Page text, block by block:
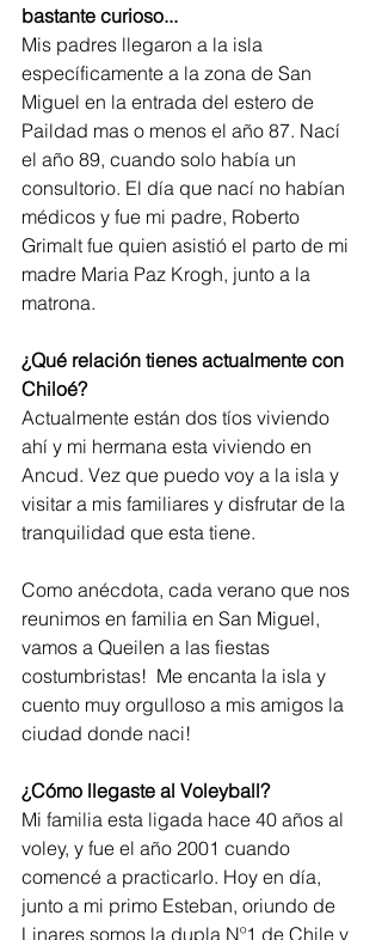
bastante curioso...
Mis padres llegaron a la isla
específicamente a la zona de San
Miguel en la entrada del estero de
Paildad mas o menos el año 87. Nací
el año 89, cuando solo había un
consultorio. El día que nací no habían
médicos y fue mi padre, Roberto
Grimalt fue quien asistió el parto de mi
madre Maria Paz Krogh, junto a la
matrona.
¿Qué relación tienes actualmente con
Chiloé?
Actualmente están dos tíos viviendo
ahí y mi hermana esta viviendo en
Ancud. Vez que puedo voy a la isla y
visitar a mis familiares y disfrutar de la
tranquilidad que esta tiene.
Como anécdota, cada verano que nos
reunimos en familia en San Miguel,
vamos a Queilen a las fiestas
costumbristas!  Me encanta la isla y
cuento muy orgulloso a mis amigos la
ciudad donde naci!
¿Cómo llegaste al Voleyball?
Mi familia esta ligada hace 40 años al
voley, y fue el año 2001 cuando
comencé a practicarlo. Hoy en día,
junto a mi primo Esteban, oriundo de
Linares somos la dupla Nº1 de Chile y